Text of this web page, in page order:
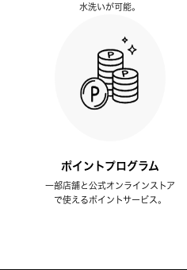
水洗いが可能。
ポイントプログラム
一部店舗と公式オンラインストア
で使えるポイントサービス。